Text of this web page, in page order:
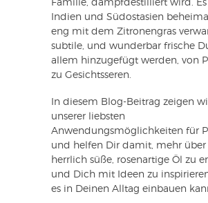
Familie, dampfdestilliert wird. Es
Indien und Südostasien
eng mit dem Zitronengras
subtile, und wunderbar frische
allem hinzugefügt werden, von
zu Gesichtsseren.
In diesem Blog-Beitrag zeigen
unserer liebsten
Anwendungsmöglichkeiten für
und helfen Dir damit, mehr über
herrlich süße, rosenartige Öl zu
und Dich mit Ideen zu
es in Deinen Alltag einbauen